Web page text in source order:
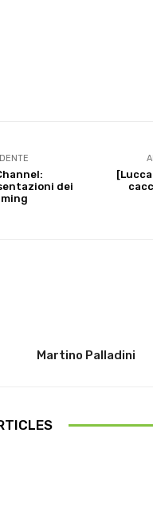
dei
Martino Palladini